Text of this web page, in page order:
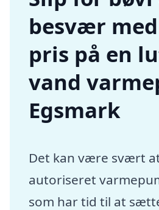
besvær
pris på en
vand
Egsmark
Det kan være svært
autoriseret
som har tid til at